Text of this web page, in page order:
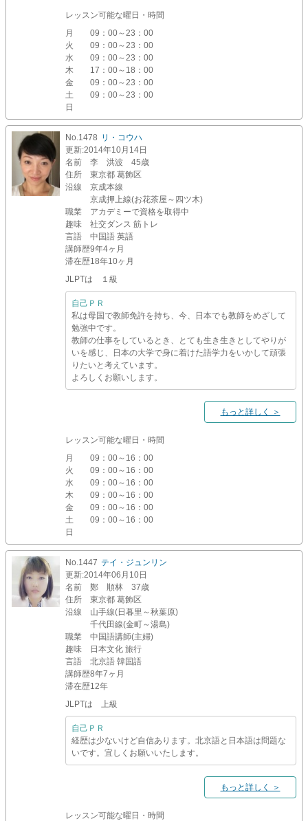
レッスン可能な曜日・時間
月
09：00～23：00
火
09：00～23：00
水
09：00～23：00
木
17：00～18：00
金
09：00～23：00
土
09：00～23：00
日
No.1478 リ・コウハ
更新:2014年10月14日
名前
李 洪波 45歳
住所
東京都 葛飾区
沿線
京成本線
京成押上線(お花茶屋～四ツ木)
職業
アカデミーで資格を取得中
趣味
社交ダンス 筋トレ
言語
中国語 英語
講師歴9年4ヶ月
滞在歴18年10ヶ月
JLPTは １級
自己ＰＲ
私は母国で教師免許を持ち、今、日本でも教師をめざして
勉強中です。
教師の仕事をしているとき、とても生き生きとしてやりが
いを感じ、日本の大学で身に着けた語学力をいかして頑張
りたいと考えています。
よろしくお願いします。
もっと詳しく ＞
レッスン可能な曜日・時間
月
09：00～16：00
火
09：00～16：00
水
09：00～16：00
木
09：00～16：00
金
09：00～16：00
土
09：00～16：00
日
No.1447 テイ・ジュンリン
更新:2014年06月10日
名前
鄭 順林 37歳
住所
東京都 葛飾区
沿線
山手線(日暮里～秋葉原)
千代田線(金町～湯島)
職業
中国語講師(主婦)
趣味
日本文化 旅行
言語
北京語 韓国語
講師歴8年7ヶ月
滞在歴12年
JLPTは 上級
自己ＰＲ
経歴は少ないけど自信あります。北京語と日本語は問題な
いです。宜しくお願いいたします。
もっと詳しく ＞
レッスン可能な曜日・時間